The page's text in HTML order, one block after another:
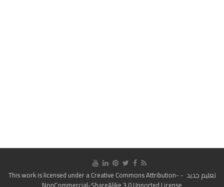
تعليم جديد - This work is licensed under a
Creative Commons Attribution-